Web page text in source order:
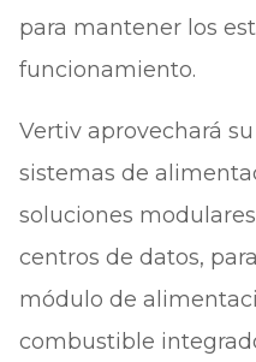
para mantener los
funcionamiento.
Vertiv aprovechará
sistemas de
soluciones
centros de datos,
módulo de
combustible